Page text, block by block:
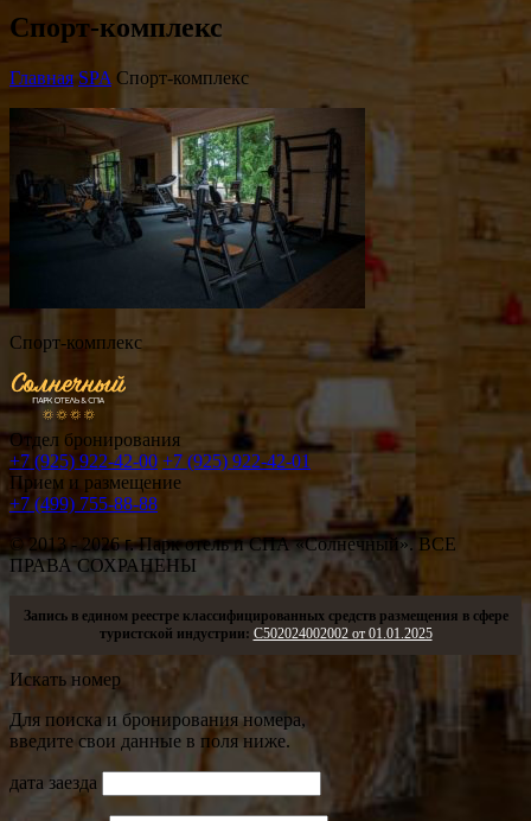
Спорт-комплекс
Главная SPA Спорт-комплекс
Спорт-комплекс
Отдел бронирования
+7 (925) 922-42-00 +7 (925) 922-42-01
Прием и размещение
+7 (499) 755-88-88
© 2013 - 2026г.Парк отель и СПА «Солнечный». ВСЕ
ПРАВА СОХРАНЕНЫ
Запись в едином реестре классифицированных средств размещения в сфере
туристской индустрии: С502024002002 от 01.01.2025
Искать номер
Для поиска и бронирования номера,
введите свои данные в поля ниже.
дата заезда